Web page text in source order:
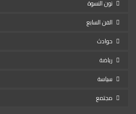
نون النسوة
الفن السابع
حوادث
رياضة
سياسة
مجتمع